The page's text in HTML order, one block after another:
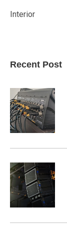
Interior
Recent Post